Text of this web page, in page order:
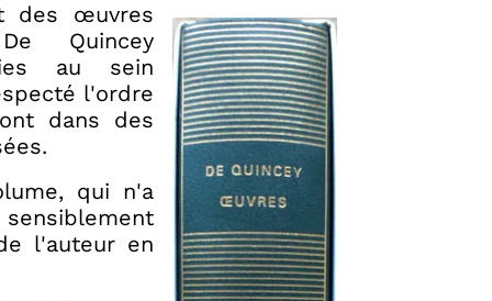
des œuvres
Quincey
au sein
l'ordre
dans des
qui n'a
l'auteur en